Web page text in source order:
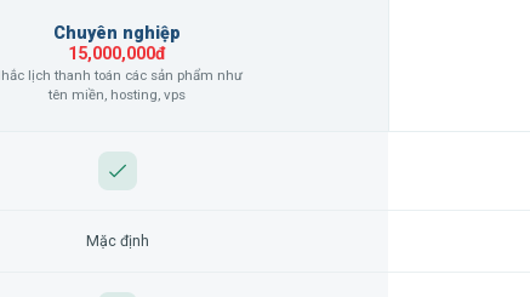
Chuyên nghiệp
15,000,000đ
lịch thanh toán các sản phẩm như
tên miền, hosting, vps
Mặc định